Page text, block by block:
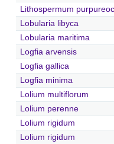
Lithospermum
Lobularia libyca
Lobularia maritima
Logfia arvensis
Logfia gallica
Logfia minima
Lolium multiflorum
Lolium perenne
Lolium rigidum
Lolium rigidum